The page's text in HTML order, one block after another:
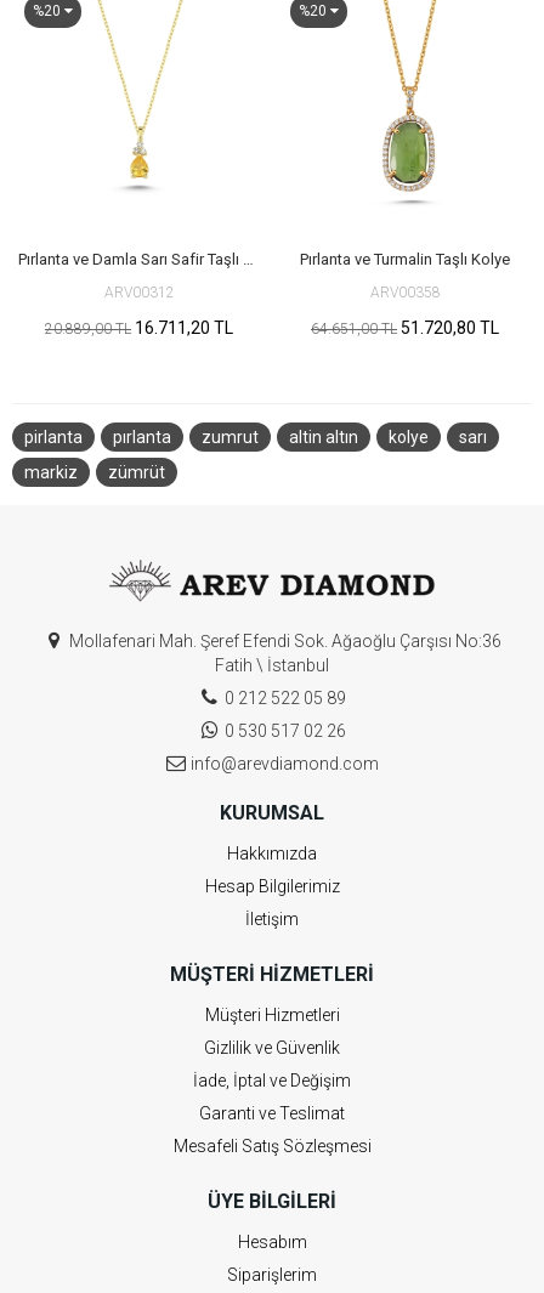
%20
Pırlanta ve Damla Sarı Safir Taşlı Altın Kolye
ARV00312
20.889,00 TL 16.711,20 TL
%20
Pırlanta ve Turmalin Taşlı Kolye
ARV00358
64.651,00 TL 51.720,80 TL
pirlanta pırlanta zumrut altin altın kolye
sarı
markiz
zümrüt
Mollafenari Mah. Şeref Efendi Sok. Ağaoğlu Çarşısı No:36
Fatih \ İstanbul
0 212 522 05 89
0 530 517 02 26
info@arevdiamond.com
KURUMSAL
Hakkımızda
Hesap Bilgilerimiz
İletişim
MÜŞTERI HIZMETLERI
Müşteri Hizmetleri
Gizlilik ve Güvenlik
İade, İptal ve Değişim
Garanti ve Teslimat
Mesafeli Satış Sözleşmesi
ÜYE BILGILERI
Hesabım
Siparişlerim